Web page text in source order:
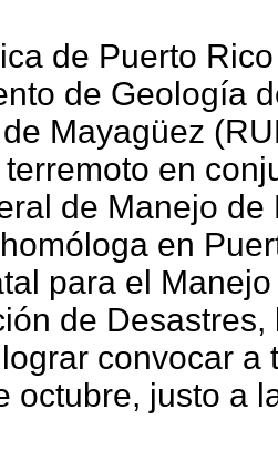
de Puerto
de Geología
Mayagüez
en
de Manejo de
en
para el
de
convocar a
octubre, justo a